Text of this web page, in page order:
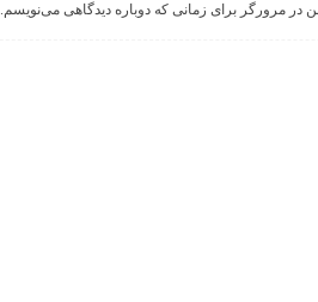
در مرورگر برای زمانی که دوباره دیدگاهی می‌نویسم.